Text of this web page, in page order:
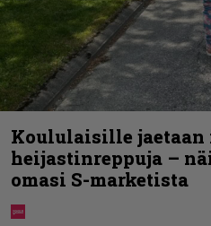
Koululaisille
heijastinreppuja –
omasi S-marketista